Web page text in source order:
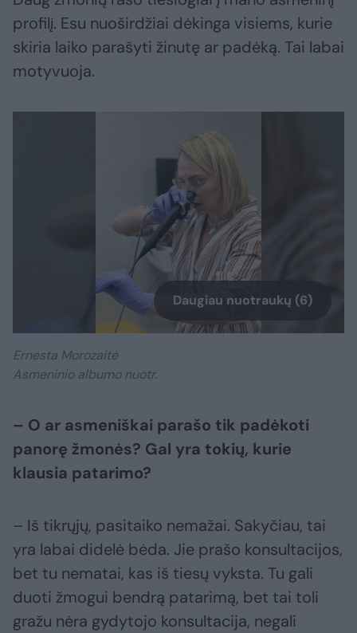
profilį. Esu nuoširdžiai dėkinga visiems, kurie
skiria laiko parašyti žinutę ar padėką. Tai labai
motyvuoja.
Daugiau nuotraukų (6)
Ernesta Morozaitė
Asmeninio albumo nuotr.
– O ar asmeniškai parašo tik padėkoti
panorę žmonės? Gal yra tokių, kurie
klausia patarimo?
– Iš tikrųjų, pasitaiko nemažai. Sakyčiau, tai
yra labai didelė bėda. Jie prašo konsultacijos,
bet tu nematai, kas iš tiesų vyksta. Tu gali
duoti žmogui bendrą patarimą, bet tai toli
gražu nėra gydytojo konsultacija, negali